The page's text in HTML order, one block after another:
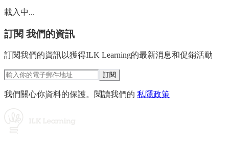
載入中...
訂閱 我們的資訊
訂閱我們的資訊以獲得ILK Learning的最新消息和促銷活動
訂閱
我們關心你資料的保護。閱讀我們的 私隱政策